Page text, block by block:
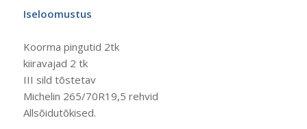
Iseloomustus
Koorma pingutid 2tk
kiiravajad 2 tk
III sild tõstetav
Michelin 265/70R19,5 rehvid
Allsõidutõkised.